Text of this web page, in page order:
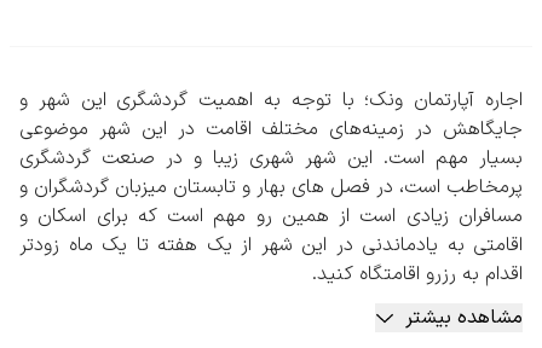
اجاره آپارتمان ونک؛ با توجه به اهمیت گردشگری این شهر و
جایگاهش در زمینه‌های مختلف اقامت در این شهر موضوعی
بسیار مهم است. این شهر شهری زیبا و در صنعت گردشگری
پرمخاطب است، در فصل های بهار و تابستان میزبان گردشگران و
مسافران زیادی است از همین رو مهم است که برای اسکان و
اقامتی به یادماندنی در این شهر از یک هفته تا یک ماه زودتر
اقدام به رزرو اقامتگاه کنید.
بنابراین اجاره آپارتمان ونک یکی از جذاب‌ترین شیوه‌ها رزرو
اقامتگاه در این شهر خواهد بود. اجاره روزانه آپارتمان با تمامی
مشاهده بیشتر